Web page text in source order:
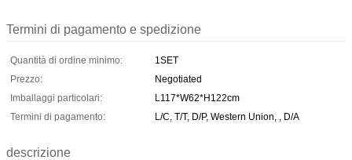
Termini di pagamento e spedizione
Quantità di ordine minimo:
1SET
Prezzo:
Negotiated
Imballaggi particolari:
L117*W62*H122cm
Termini di pagamento:
L/C, T/T, D/P, Western Union, , D/A
descrizione